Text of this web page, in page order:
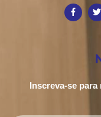
Inscreva-se